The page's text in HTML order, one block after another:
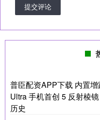
提交评论
普臣配资APP下载 内置
Ultra 手机首创 5 反射棱
历史